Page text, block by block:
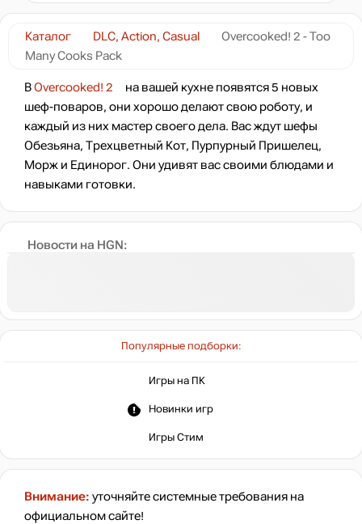
Новости на HGN:
Популярные подборки:
Игры на ПК
Новинки игр
Игры Стим
Каталог DLC, Action, Casual
Overcooked! 2 - Too
Many Cooks Pack
ВOvercooked! 2
на вашей кухне появятся 5 новых
шеф-поваров, они хорошо делают свою роботу, и
каждый из них мастер своего дела. Вас ждут шефы
Обезьяна, Трехцветный Кот, Пурпурный Пришелец,
Морж и Единорог. Они удивят вас своими блюдами и
навыками готовки.
нет в наличии
Внимание: уточняйте системные требования на
официальном сайте!